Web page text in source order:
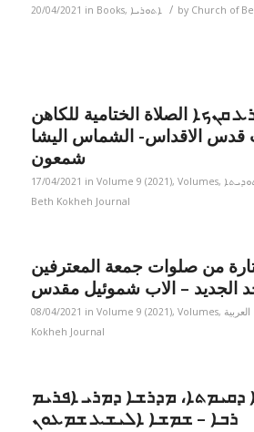
20/04/2021 in Books, ܐܬܘܪܝܐ / by Church of
الصلاة الختامية للكاهن
قدس الاقداس- الشماس اليشا
شمعون
17/04/2021 in Volume 9 (2021), Volumes,
Beth Kokheh Journal
من صلوات جمعة المعترفين
الجديد – الاب شموئيل مقدس
08/04/2021 in Volume 9 (2021), Volumes, العربية
Kokheh Journal
ܡܕܪܫܐ ܕܡܪܝ ܐܦܪܝܡ
ܪܒܐ – ܫܡܫܐ ܐܠܝܫܥ ܫܡܥܘܢ